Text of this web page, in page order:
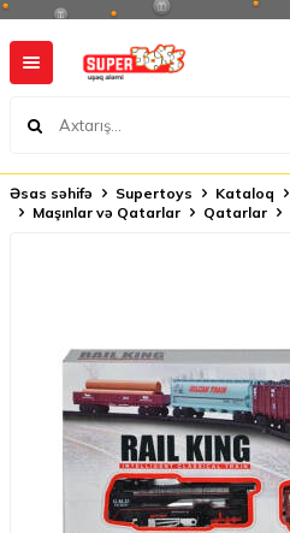
Əsas səhifə Supertoys Kataloq
Maşınlar və Qatarlar
Qatarlar